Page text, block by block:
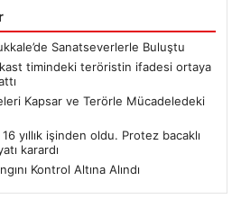
Sanatseverlerle Buluştu
timindeki teröristin ifadesi ortaya
Kapsar ve Terörle Mücadeledeki
yıllık işinden oldu. Protez bacaklı
karardı
Kontrol Altına Alındı